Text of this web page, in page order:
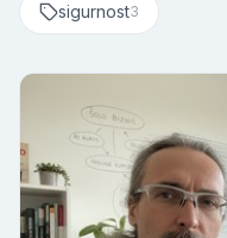
sigurnost3